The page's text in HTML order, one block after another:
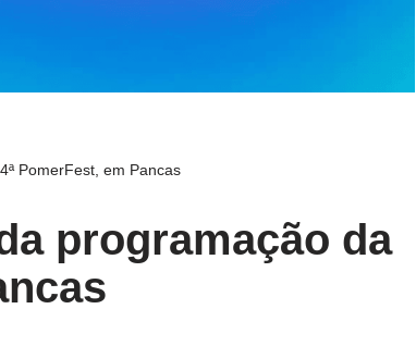
PomerFest, em Pancas
programação da